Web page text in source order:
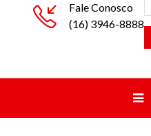
Fale Conosco
(16) 3946-8888